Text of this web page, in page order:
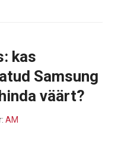
kas
Samsung
väärt?
AM